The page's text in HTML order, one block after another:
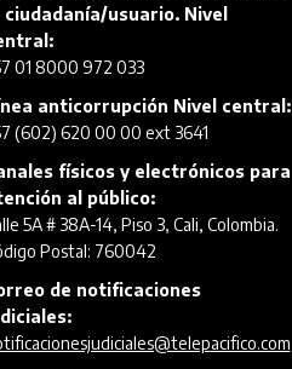
ciudadanía/usuario. Nivel
01 8000 972 033
anticorrupción Nivel central:
(602) 620 00 00 ext 3641
físicos y electrónicos para
al público:
5A # 38A-14, Piso 3, Cali, Colombia.
Postal: 760042
de notificaciones